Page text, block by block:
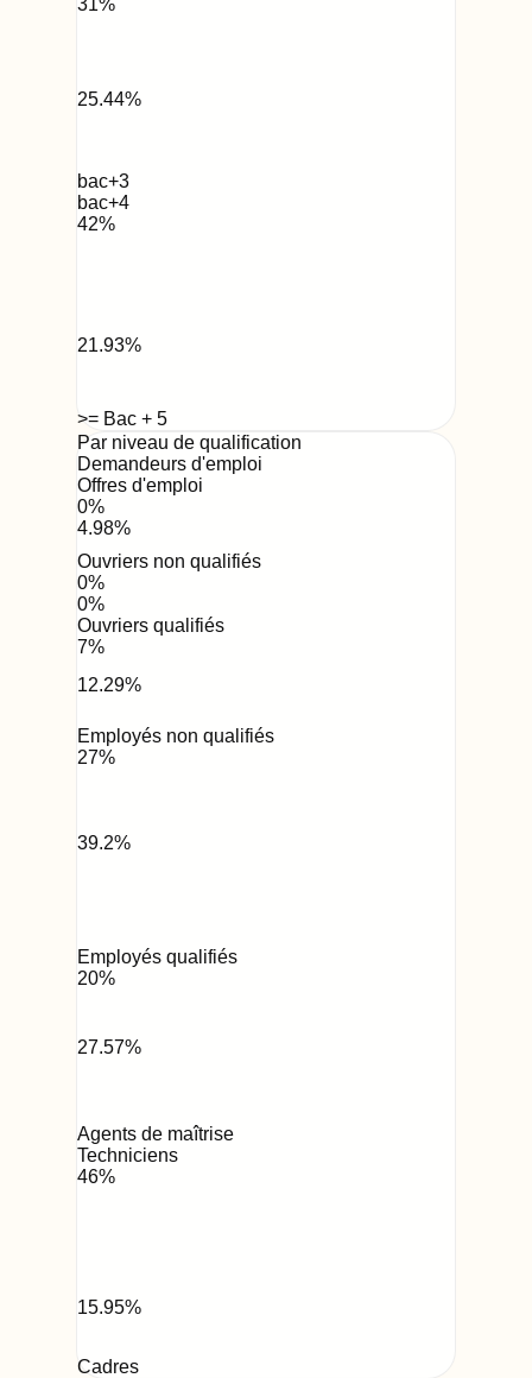
31%
25.44%
bac+3
bac+4
42%
21.93%
>= Bac + 5
Par niveau de qualification
Demandeurs d'emploi
Offres d'emploi
0%
4.98%
Ouvriers non qualifiés
0%
0%
Ouvriers qualifiés
7%
12.29%
Employés non qualifiés
27%
39.2%
Employés qualifiés
20%
27.57%
Agents de maîtrise
Techniciens
46%
15.95%
Cadres